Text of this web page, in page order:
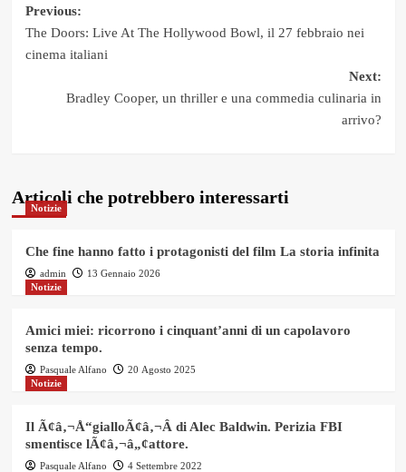
Post
navigation
Previous:
The Doors: Live At The Hollywood Bowl, il 27 febbraio nei
cinema italiani
Next:
Bradley Cooper, un thriller e una commedia culinaria in
arrivo?
Articoli che potrebbero interessarti
Notizie
Che fine hanno fatto i protagonisti del film La storia infinita
admin
13 Gennaio 2026
Notizie
Amici miei: ricorrono i cinquant’anni di un capolavoro
senza tempo.
Pasquale Alfano
20 Agosto 2025
Notizie
Il Ã¢â‚¬Å“gialloÃ¢â‚¬Â di Alec Baldwin. Perizia FBI
smentisce lÃ¢â‚¬â„¢attore.
Pasquale Alfano
4 Settembre 2022